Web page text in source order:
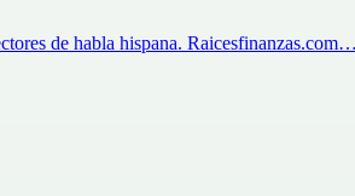
de habla hispana.